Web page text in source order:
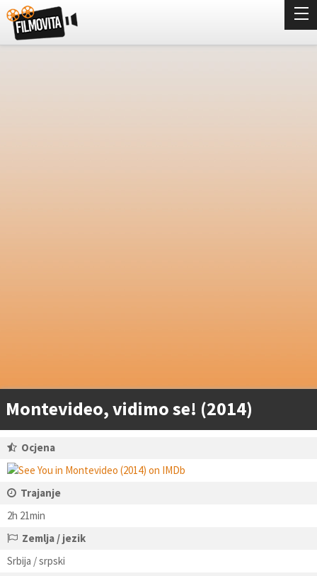
Montevideo, vidimo se! (2014)
Ocjena
Trajanje
2h 21min
Zemlja / jezik
Srbija / srpski